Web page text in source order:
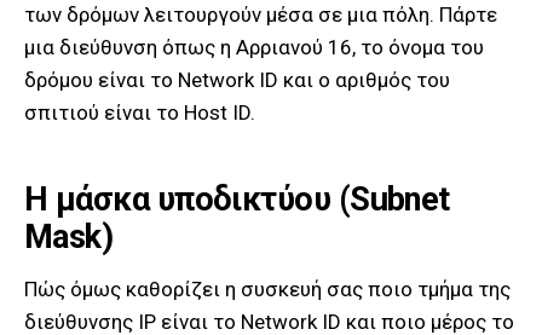
των δρόμων λειτουργούν μέσα σε μια πόλη. Πάρτε
μια διεύθυνση όπως η Αρριανού 16, το όνομα του
δρόμου είναι το Network ID και ο αριθμός του
σπιτιού είναι το Host ID.
Η μάσκα υποδικτύου (Subnet
Mask)
Πώς όμως καθορίζει η συσκευή σας ποιο τμήμα της
διεύθυνσης IP είναι το Network ID και ποιο μέρος το